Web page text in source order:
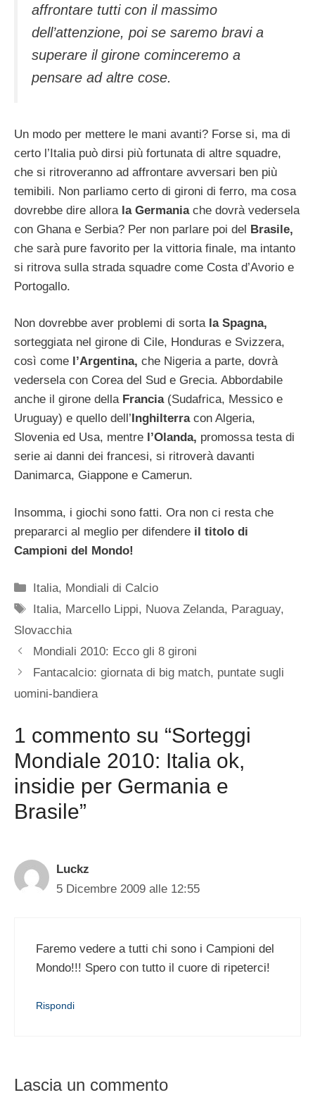
affrontare tutti con il massimo
dell’attenzione, poi se saremo bravi a
superare il girone cominceremo a
pensare ad altre cose.
Un modo per mettere le mani avanti? Forse si, ma di
certo l’Italia può dirsi più fortunata di altre squadre,
che si ritroveranno ad affrontare avversari ben più
temibili. Non parliamo certo di gironi di ferro, ma cosa
dovrebbe dire allora la Germania che dovrà vedersela
con Ghana e Serbia? Per non parlare poi del Brasile,
che sarà pure favorito per la vittoria finale, ma intanto
si ritrova sulla strada squadre come Costa d’Avorio e
Portogallo.
Non dovrebbe aver problemi di sortala Spagna,
sorteggiata nel girone di Cile, Honduras e Svizzera,
così come l’Argentina, che Nigeria a parte, dovrà
vedersela con Corea del Sud e Grecia. Abbordabile
anche il girone della Francia(Sudafrica, Messico e
Uruguay) e quello dell’Inghilterracon Algeria,
Slovenia ed Usa, mentre l’Olanda, promossa testa di
serie ai danni dei francesi, si ritroverà davanti
Danimarca, Giappone e Camerun.
Insomma, i giochi sono fatti. Ora non ci resta che
prepararci al meglio per difendere il titolo di
Campioni del Mondo!
Categorie
Italia, Mondiali di Calcio
Tag
Italia, Marcello Lippi, Nuova Zelanda, Paraguay,
Slovacchia
Mondiali 2010: Ecco gli 8 gironi
Fantacalcio: giornata di big match, puntate sugli
uomini-bandiera
1 commento su “Sorteggi
Mondiale 2010: Italia ok,
insidie per Germania e
Brasile”
Luckz
5 Dicembre 2009 alle 12:55
Faremo vedere a tutti chi sono i Campioni del
Mondo!!! Spero con tutto il cuore di ripeterci!
Rispondi
Lascia un commento